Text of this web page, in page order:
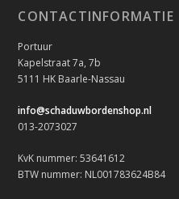
CONTACTINFORMATIE
Portuur
Kapelstraat 7a, 7b
5111 HK Baarle-Nassau
info@schaduwbordenshop.nl
013-2073027
KvK nummer: 53641612
BTW nummer: NL001783624B84